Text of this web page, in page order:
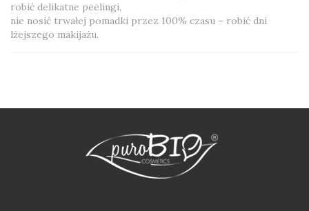
robić delikatne peelingi,
nie nosić trwałej pomadki przez 100% czasu – robić dni
lżejszego makijażu.